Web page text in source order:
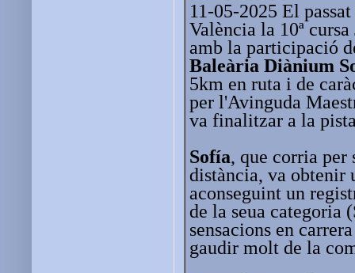
11-05-2025 El
València la 10ª
amb la participació
Baleària Diànium
5km en ruta i de
per l'Avinguda
va finalitzar a la
Sofía, que corria per
distància, va obtenir
aconseguint un
de la seua categoria
sensacions en
gaudir molt de la